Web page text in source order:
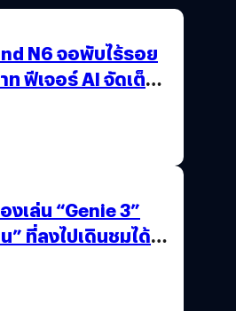
N6 จอพับไร้รอย
ฟีเจอร์ AI จัดเต็ม
งเล่น “Genie 3”
” ที่ลงไปเดินชมได้